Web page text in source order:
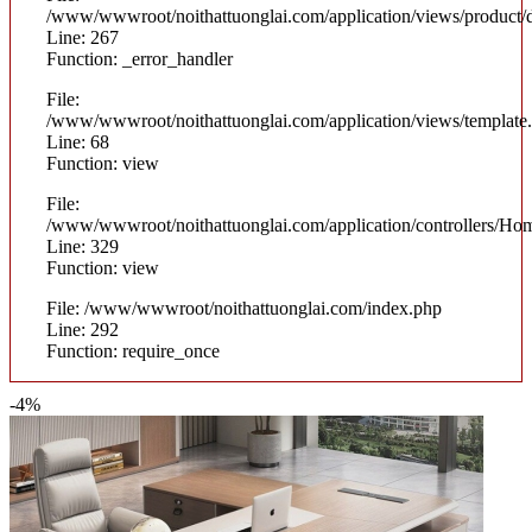
/www/wwwroot/noithattuonglai.com/application/views/product/
Line: 267
Function: _error_handler
File:
/www/wwwroot/noithattuonglai.com/application/views/
Line: 68
Function: view
File:
/www/wwwroot/noithattuonglai.com/application/controllers/
Line: 329
Function: view
File: /www/wwwroot/noithattuonglai.com/index.php
Line: 292
Function: require_once
-4%